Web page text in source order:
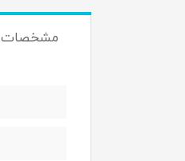
مشخصات